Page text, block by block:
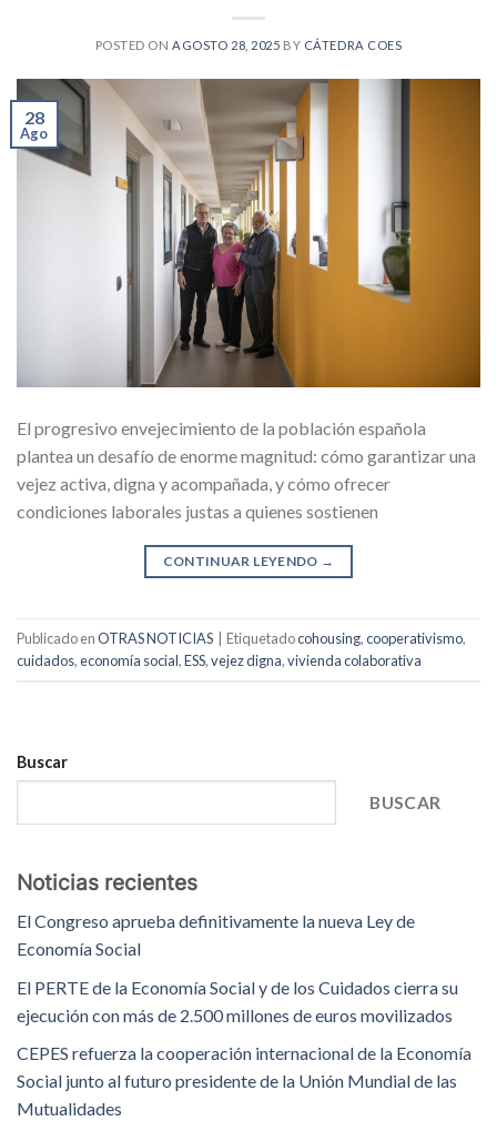
POSTED ONAGOSTO 28, 2025 BY CÁTEDRA COES
28
Ago
El progresivo envejecimiento de la población española
plantea un desafío de enorme magnitud: cómo garantizar una
vejez activa, digna y acompañada, y cómo ofrecer
condiciones laborales justas a quienes sostienen
CONTINUAR LEYENDO →
Publicado enOTRAS NOTICIAS Etiquetadocohousing,cooperativismo,
cuidados,economía social,ESS,vejez digna,vivienda colaborativa
Buscar
BUSCAR
Noticias recientes
El Congreso aprueba definitivamente la nueva Ley de
Economía Social
El PERTE de la Economía Social y de los Cuidados cierra su
ejecución con más de 2.500 millones de euros movilizados
CEPES refuerza la cooperación internacional de la Economía
Social junto al futuro presidente de la Unión Mundial de las
Mutualidades